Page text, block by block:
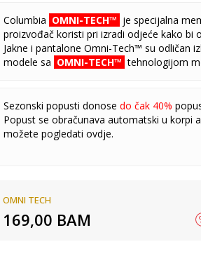
Columbia OMNI-TECH™ je specijalna
proizvođač koristi pri izradi odjeće kako bi
Jakne i pantalone Omni-Tech™ su odličan
modele sa OMNI-TECH™ tehnologijom
Sezonski popusti donose do čak 40%
Popust se obračunava automatski u korpi
možete pogledati ovdje.
OMNI TECH
169,00 BAM